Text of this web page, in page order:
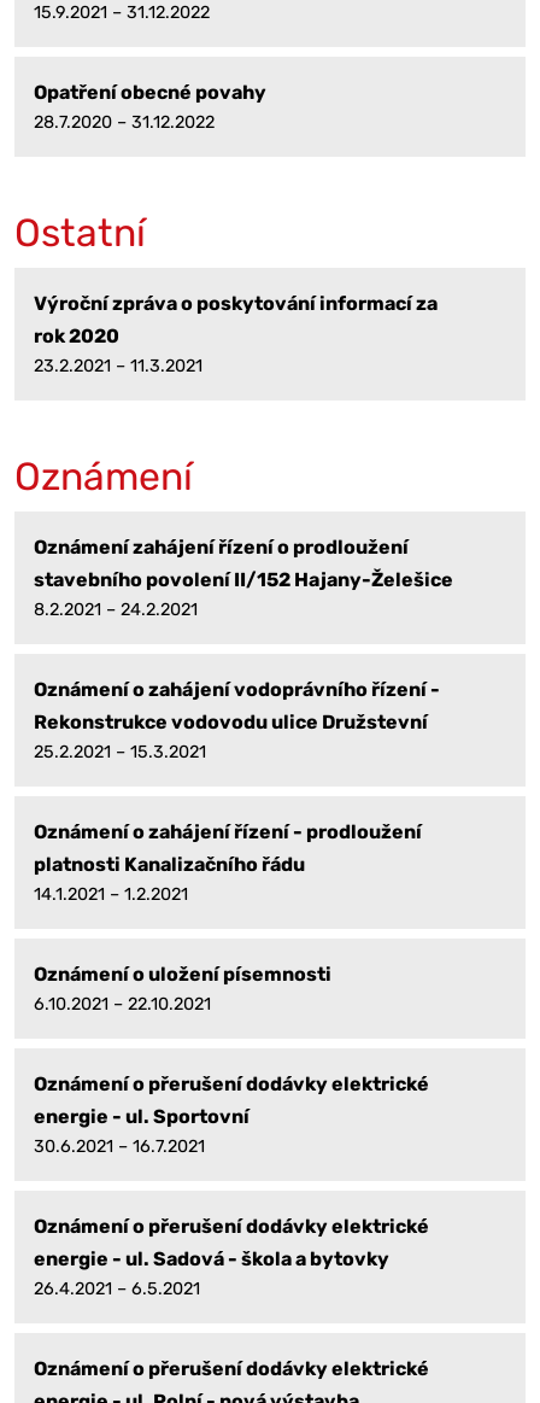
15.9.2021 – 31.12.2022
Opatření obecné povahy
28.7.2020 – 31.12.2022
Ostatní
Výroční zpráva o poskytování informací za
rok 2020
23.2.2021 – 11.3.2021
Oznámení
Oznámení zahájení řízení o prodloužení
stavebního povolení II/152 Hajany-Želešice
8.2.2021 – 24.2.2021
Oznámení o zahájení vodoprávního řízení -
Rekonstrukce vodovodu ulice Družstevní
25.2.2021 – 15.3.2021
Oznámení o zahájení řízení - prodloužení
platnosti Kanalizačního řádu
14.1.2021 – 1.2.2021
Oznámení o uložení písemnosti
6.10.2021 – 22.10.2021
Oznámení o přerušení dodávky elektrické
energie - ul. Sportovní
30.6.2021 – 16.7.2021
Oznámení o přerušení dodávky elektrické
energie - ul. Sadová - škola a bytovky
26.4.2021 – 6.5.2021
Oznámení o přerušení dodávky elektrické